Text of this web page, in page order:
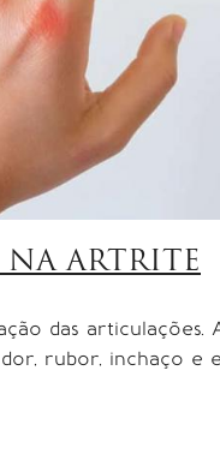
ARTRITE
das articulações.
rubor, inchaço e